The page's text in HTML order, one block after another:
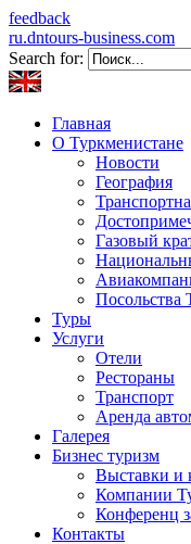
feedback
ru.dntours-business.com
Search for:
Главная
О Туркменистане
Новости
География
Газовый
Посольства
Туры
Услуги
Отели
Рестораны
Транспорт
Аренда
Галерея
Бизнес туризм
Выставки и
Компании
Конференц
Контакты